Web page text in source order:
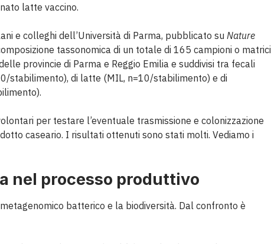
latte vaccino.
e colleghi dell’Università di Parma, pubblicato su Nature
tassonomica di un totale di 165 campioni o matrici
provincie di Parma e Reggio Emilia e suddivisi tra fecali
stabilimento), di latte (MIL, n=10/stabilimento) e di
per testare l’eventuale trasmissione e colonizzazione
caseario. I risultati ottenuti sono stati molti. Vediamo i
nel processo produttivo
batterico e la biodiversità. Dal confronto è